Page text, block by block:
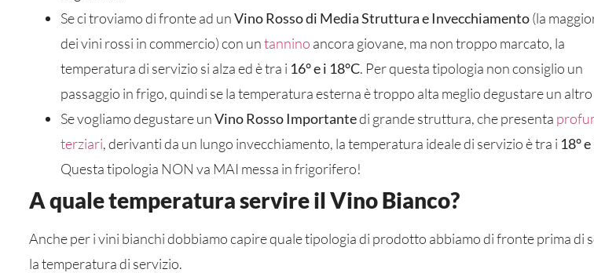
Se ci troviamo di fronte ad unVino Rosso di Media Struttura e Invecchiamento(la
dei vini rossi in commercio) con untannino ancora giovane, ma non troppo marcato, la
temperatura di servizio si alza ed è tra i 16° e i 18°C. Per questa tipologia non consiglio un
passaggio in frigo, quindi se la temperatura esterna è troppo alta meglio degustare un
Se vogliamo degustare unVino Rosso Importantedi grande struttura, che presenta
terziari, derivanti da un lungo invecchiamento, la temperatura ideale di servizio è tra i 18°
Questa tipologia NON va MAI messa in frigorifero!
A quale temperatura servire il Vino Bianco?
Anche per i vini bianchi dobbiamo capire quale tipologia di prodotto abbiamo di fronte prima di
la temperatura di servizio.